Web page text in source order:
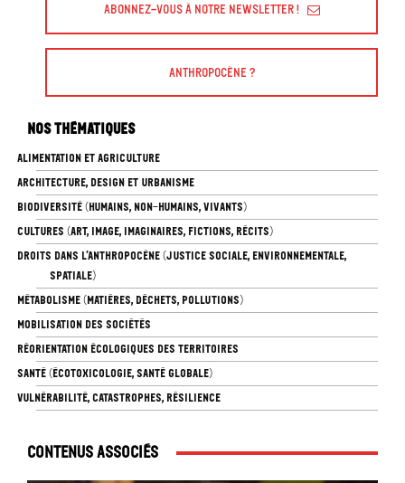
Abonnez-vous à Notre Newsletter !
Anthropocène ?
Nos thématiques
ALIMENTATION ET AGRICULTURE
ARCHITECTURE, DESIGN ET URBANISME
BIODIVERSITÉ (HUMAINS, NON-HUMAINS, VIVANTS)
CULTURES (ART, IMAGE, IMAGINAIRES, FICTIONS, RÉCITS)
DROITS DANS L’ANTHROPOCÈNE (JUSTICE SOCIALE, ENVIRONNEMENTALE,
SPATIALE)
MÉTABOLISME (MATIÈRES, DÉCHETS, POLLUTIONS)
MOBILISATION DES SOCIÉTÉS
RÉORIENTATION ÉCOLOGIQUES DES TERRITOIRES
SANTÉ (ÉCOTOXICOLOGIE, SANTÉ GLOBALE)
VULNÉRABILITÉ, CATASTROPHES, RÉSILIENCE
Contenus associés